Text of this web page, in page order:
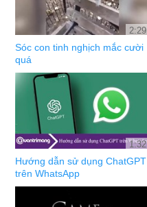
2:29
Sóc con tinh nghịch mắc cười
quá
1:32
Hướng dẫn sử dụng ChatGPT
trên WhatsApp